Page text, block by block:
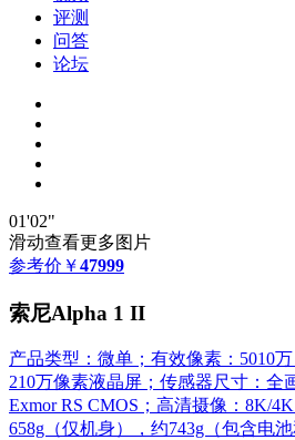
评测
问答
论坛
01'02"
滑动查看更多图片
参考价 ￥47999
索尼Alpha 1 II
产品类型：微单；有效像素：5010
210万像素液晶屏；传感器尺寸：全
Exmor RS CMOS；高清摄像：8K/
658g（仅机身），约743g（包含电